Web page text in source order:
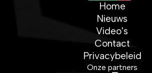
Home
Nieuws
Video's
Contact
Privacybeleid
Onze partners